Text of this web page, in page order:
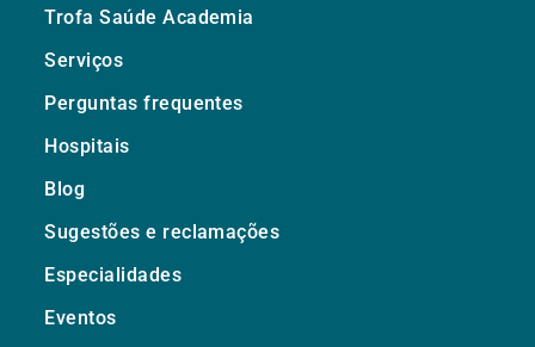
Trofa Saúde Academia
Serviços
Perguntas frequentes
Hospitais
Blog
Sugestões e reclamações
Especialidades
Eventos